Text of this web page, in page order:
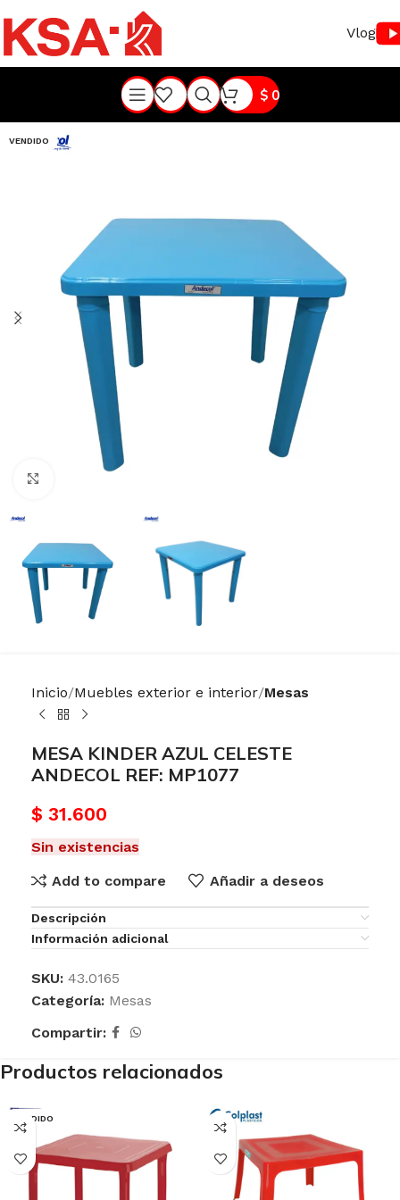
Vlog
$0
VENDIDO
Inicio Muebles exterior e interior Mesas
MESA KINDER AZUL CELESTE
ANDECOL REF: MP1077
$ 31.600
Sin existencias
Add to compare
Añadir a deseos
Descripción
Información adicional
SKU: 43.0165
Categoría: Mesas
Compartir:
Productos relacionados
VENDIDO